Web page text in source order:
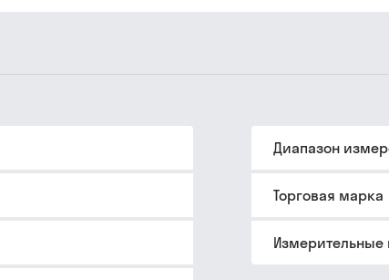
Диапазон
Торговая марка
Измерительные